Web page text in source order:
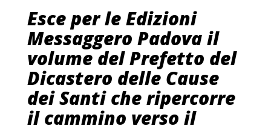
Esce per le Edizioni
Messaggero Padova il
volume del Prefetto del
Dicastero delle Cause
dei Santi che ripercorre
il cammino verso il